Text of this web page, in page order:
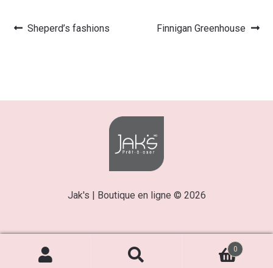
Navigation
Article
précédent :
Sheperd’s fashions
Article
suivant :
Finnigan Greenhouse
Jak's | Boutique en ligne © 2026
0